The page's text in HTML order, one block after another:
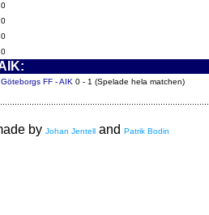
0
0
0
0
Göteborgs FF - AIK 0 - 1 (Spelade hela matchen)
by Johan Jentell and Patrik Bodin